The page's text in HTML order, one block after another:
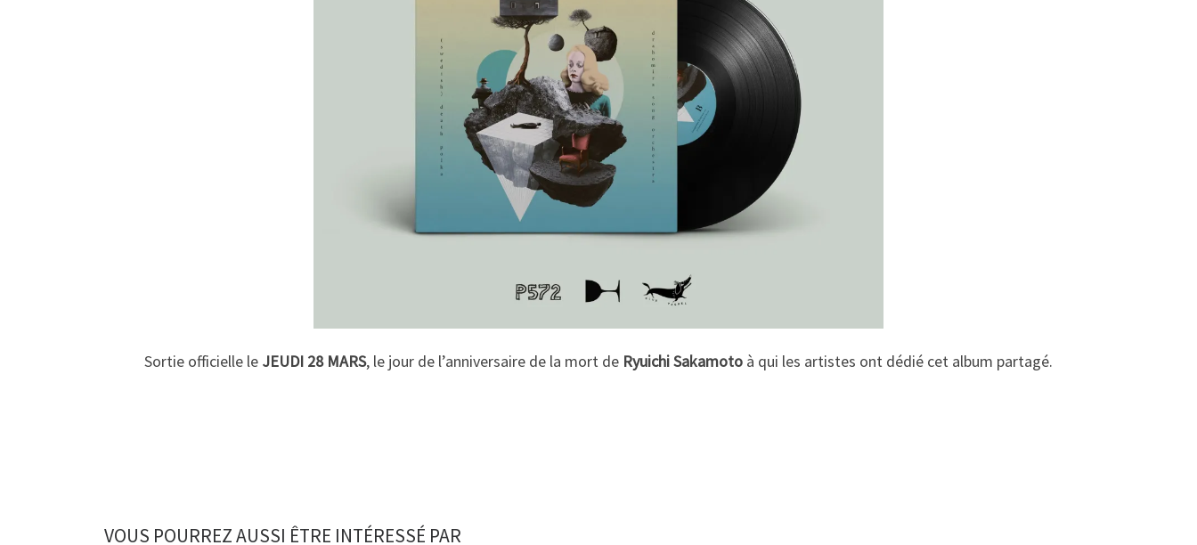
Sortie officielle le JEUDI 28 MARS, le jour de l’anniversaire de la mort de Ryuichi Sakamoto à qui les artistes ont dédié cet album partagé.
VOUS POURREZ AUSSI ÊTRE INTÉRESSÉ PAR